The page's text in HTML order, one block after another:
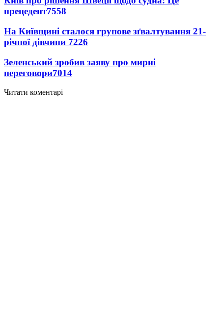
прецедент7558
На Київщині сталося групове зґвалтування 21-
річної дівчини 7226
Зеленський зробив заяву про мирні
переговори7014
Читати коментарі